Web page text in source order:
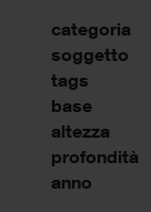
categoria
soggetto
tags
base
altezza
profondità
anno